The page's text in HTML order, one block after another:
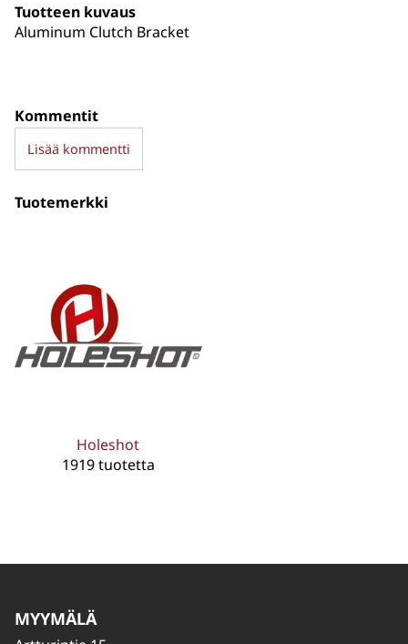
Tuotteen kuvaus
Aluminum Clutch Bracket
Kommentit
Lisää kommentti
Tuotemerkki
Holeshot
1919 tuotetta
MYYMÄLÄ